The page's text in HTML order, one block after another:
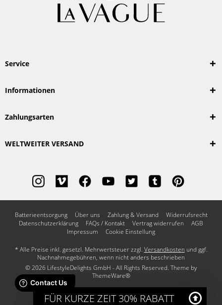
Service
Informationen
Zahlungsarten
WELTWEITER VERSAND
Batterieentsorgung Über uns Zahlung & Versand
Widerrufsrecht
Datenschutzerklärung
FAQs / Kontakt Vertrag widerrufen
AGB
Impressum
Cookie Einstellung
* Alle Preise inkl. gesetzl. Mehrwertsteuer zzgl. Versandkosten und ggf.
Nachnahmegebühren, wenn nicht anders beschrieben
© 2026 LifestyleDelights GmbH - All Rights Reserved. Theme by
ThemeWare®
FÜR KURZE ZEIT 30% RABATT